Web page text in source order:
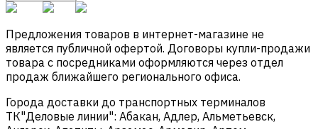
Предложения товаров в интернет-магазине не
является публичной офертой. Договоры купли-продажи
товара с посредниками оформляются через отдел
продаж ближайшего регионального офиса.
Города доставки до транспортных терминалов
ТК"Деловые линии": Абакан, Адлер, Альметьевск,